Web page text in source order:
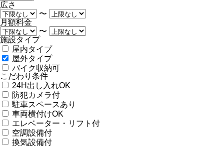
広さ
〜
月額料金
〜
施設タイプ
屋内タイプ
屋外タイプ
バイク収納可
こだわり条件
24H出し入れOK
防犯カメラ付
駐車スペースあり
車両横付けOK
エレベーター・リフト付
空調設備付
換気設備付